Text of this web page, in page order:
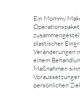
Ein Mommy
plastischer
Veränderungen
einem
Maßnahmen
persönlichen